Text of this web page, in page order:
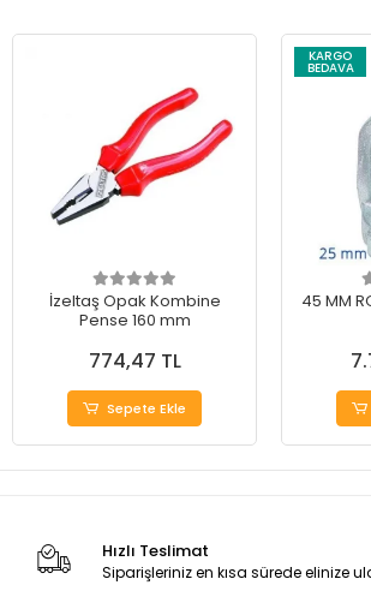
İzeltaş Opak Kombine
Pense 160 mm
774,47 TL
Sepete Ekle
KARGO
BEDAVA
45 MM
Hızlı Teslimat
Siparişleriniz en kısa sürede elinize